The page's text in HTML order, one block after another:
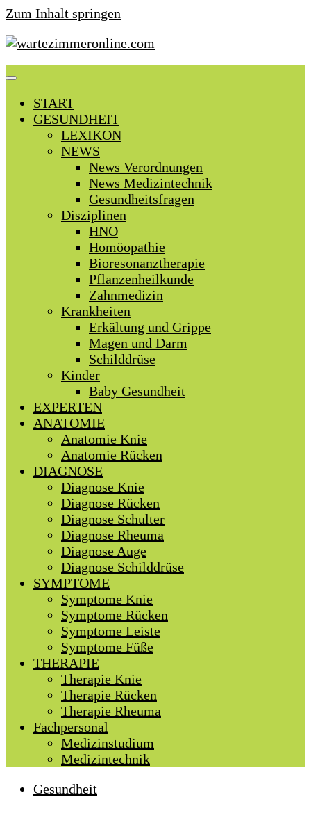
Zum Inhalt springen
START
GESUNDHEIT
LEXIKON
NEWS
News Verordnungen
News Medizintechnik
Gesundheitsfragen
Disziplinen
HNO
Homöopathie
Bioresonanztherapie
Pflanzenheilkunde
Zahnmedizin
Krankheiten
Erkältung und Grippe
Magen und Darm
Schilddrüse
Kinder
Baby Gesundheit
EXPERTEN
ANATOMIE
Anatomie Knie
Anatomie Rücken
DIAGNOSE
Diagnose Knie
Diagnose Rücken
Diagnose Schulter
Diagnose Rheuma
Diagnose Auge
Diagnose Schilddrüse
SYMPTOME
Symptome Knie
Symptome Rücken
Symptome Leiste
Symptome Füße
THERAPIE
Therapie Knie
Therapie Rücken
Therapie Rheuma
Fachpersonal
Medizinstudium
Medizintechnik
Gesundheit